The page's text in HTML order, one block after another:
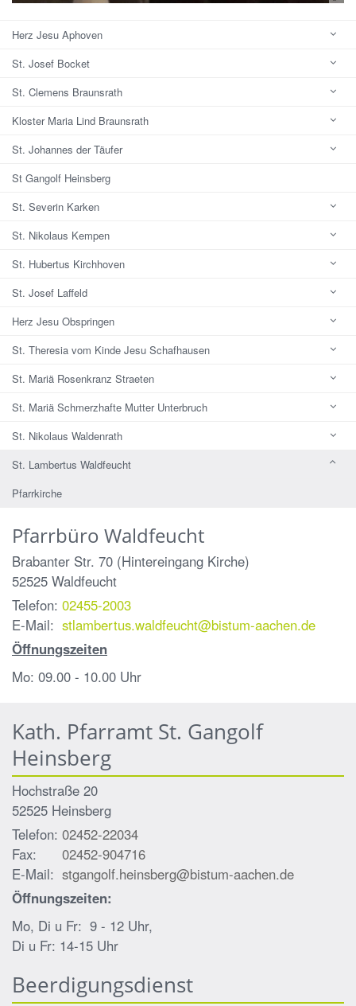
Herz Jesu Aphoven
St. Josef Bocket
St. Clemens Braunsrath
Kloster Maria Lind Braunsrath
St. Johannes der Täufer
St Gangolf Heinsberg
St. Severin Karken
St. Nikolaus Kempen
St. Hubertus Kirchhoven
St. Josef Laffeld
Herz Jesu Obspringen
St. Theresia vom Kinde Jesu Schafhausen
St. Mariä Rosenkranz Straeten
St. Mariä Schmerzhafte Mutter Unterbruch
St. Nikolaus Waldenrath
St. Lambertus Waldfeucht
Pfarrkirche
Pfarrbüro Waldfeucht
Brabanter Str. 70 (Hintereingang Kirche)
52525 Waldfeucht
Telefon: 02455-2003
E-Mail: stlambertus.waldfeucht@bistum-aachen.de
Öffnungszeiten
Mo: 09.00 - 10.00 Uhr
Kath. Pfarramt St. Gangolf
Heinsberg
Hochstraße 20
52525 Heinsberg
Telefon: 02452-22034
Fax:
02452-904716
E-Mail: stgangolf.heinsberg@bistum-aachen.de
Öffnungszeiten:
Mo, Di u Fr: 9 - 12 Uhr,
Di u Fr: 14-15 Uhr
Beerdigungsdienst